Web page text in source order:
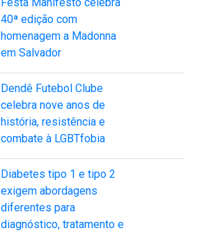
40ª edição com
homenagem a Madonna
em Salvador
Dendê Futebol Clube
celebra nove anos de
história, resistência e
combate à LGBTfobia
Diabetes tipo 1 e tipo 2
exigem abordagens
diferentes para
diagnóstico, tratamento e